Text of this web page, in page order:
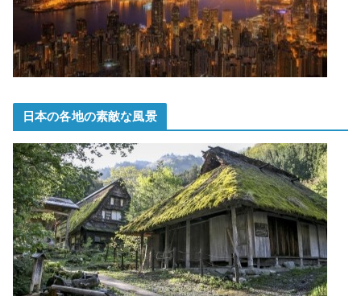
日本の各地の素敵な風景